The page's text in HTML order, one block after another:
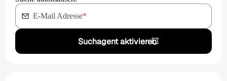
E-Mail Adresse*
Suchagent aktivieren